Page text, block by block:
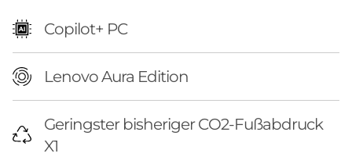
o
n
Copilot+ PC
Lenovo Aura Edition
Geringster bisheriger CO2-Fußabdruck
X1